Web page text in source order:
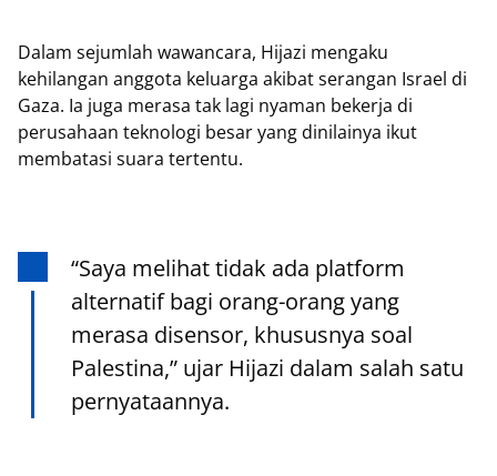
Dalam sejumlah wawancara, Hijazi mengaku
kehilangan anggota keluarga akibat serangan Israel di
Gaza. Ia juga merasa tak lagi nyaman bekerja di
perusahaan teknologi besar yang dinilainya ikut
membatasi suara tertentu.
“Saya melihat tidak ada platform
alternatif bagi orang-orang yang
merasa disensor, khususnya soal
Palestina,” ujar Hijazi dalam salah satu
pernyataannya.